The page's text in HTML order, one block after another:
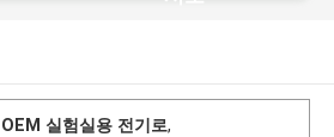
OEM 실험실용 전기로,